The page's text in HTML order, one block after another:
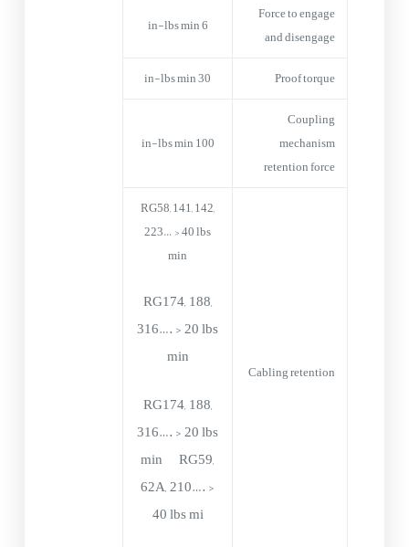
Force to engage
and disengage
6 in-lbs min
Proof torque
30 in-lbs min
Coupling
mechanism
retention force
100 in-lbs min
Cabling retention
RG58, 141, 142,
223… > 40 lbs
min
RG174, 188,
316…. > 20 lbs
min
RG174, 188,
316…. > 20 lbs
min RG59,
62A, 210…. >
40 lbs mi